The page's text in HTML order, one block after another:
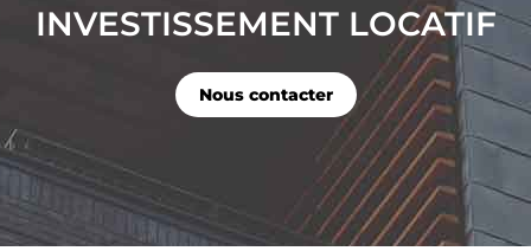
INVESTISSEMENT LOCATIF
Nous contacter